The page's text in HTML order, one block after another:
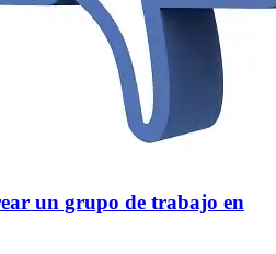
un grupo de trabajo en